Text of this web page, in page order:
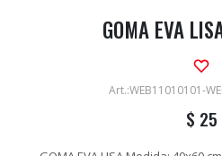
GOMA EVA
WEB11010101-
$ 25